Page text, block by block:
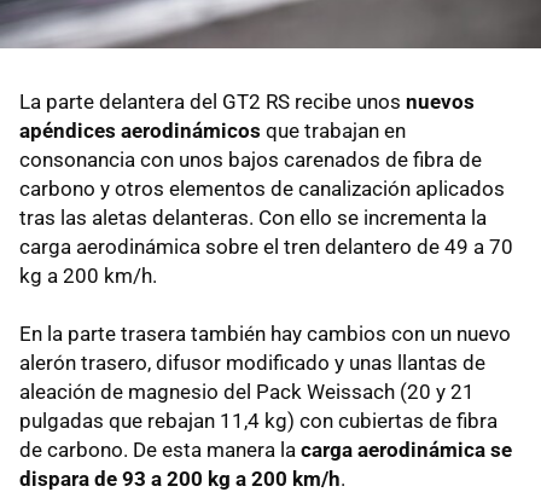
La parte delantera del GT2 RS recibe unos nuevos
apéndices aerodinámicos que trabajan en
consonancia con unos bajos carenados de fibra de
carbono y otros elementos de canalización aplicados
tras las aletas delanteras. Con ello se incrementa la
carga aerodinámica sobre el tren delantero de 49 a 70
kg a 200 km/h.
En la parte trasera también hay cambios con un nuevo
alerón trasero, difusor modificado y unas llantas de
aleación de magnesio del Pack Weissach (20 y 21
pulgadas que rebajan 11,4 kg) con cubiertas de fibra
de carbono. De esta manera la carga aerodinámica se
dispara de 93 a 200 kg a 200 km/h.